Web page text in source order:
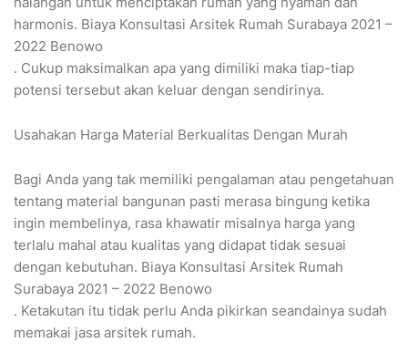
harmonis. Biaya Konsultasi Arsitek Rumah Surabaya 2021 –
2022 Benowo
. Cukup maksimalkan apa yang dimiliki maka tiap-tiap
potensi tersebut akan keluar dengan sendirinya.
Usahakan Harga Material Berkualitas Dengan Murah
Bagi Anda yang tak memiliki pengalaman atau pengetahuan
tentang material bangunan pasti merasa bingung ketika
ingin membelinya, rasa khawatir misalnya harga yang
terlalu mahal atau kualitas yang didapat tidak sesuai
dengan kebutuhan. Biaya Konsultasi Arsitek Rumah
Surabaya 2021 – 2022 Benowo
. Ketakutan itu tidak perlu Anda pikirkan seandainya sudah
memakai jasa arsitek rumah.